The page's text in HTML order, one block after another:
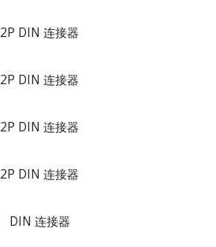
2P DIN 连接器
2P DIN 连接器
2P DIN 连接器
2P DIN 连接器
DIN 连接器